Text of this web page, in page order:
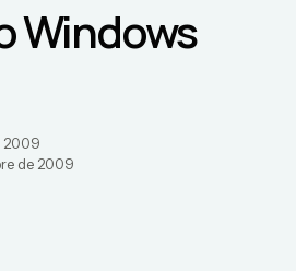
Windows
2009
de 2009